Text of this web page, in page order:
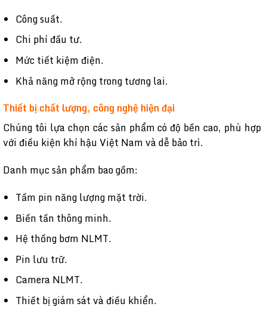
Công suất.
Chi phí đầu tư.
Mức tiết kiệm điện.
Khả năng mở rộng trong tương lai.
Thiết bị chất lượng, công nghệ hiện đại
Chúng tôi lựa chọn các sản phẩm có độ bền cao, phù hợp
với điều kiện khí hậu Việt Nam và dễ bảo trì.
Danh mục sản phẩm bao gồm:
Tấm pin năng lượng mặt trời.
Biến tần thông minh.
Hệ thống bơm NLMT.
Pin lưu trữ.
Camera NLMT.
Thiết bị giám sát và điều khiển.